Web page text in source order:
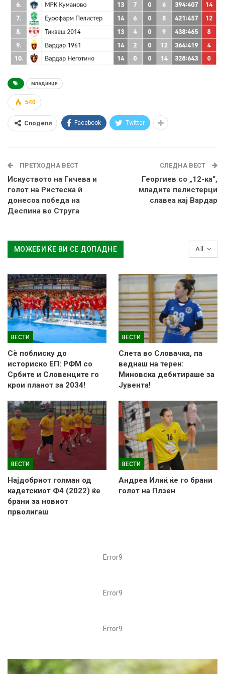
младинци
540
Сподели Facebook Twitter
ПРЕТХОДНА ВЕСТ
Искуството на Гичева и
голот на Ристеска ѝ
донесоа победа на
Деспина во Струга
СЛЕДНА ВЕСТ
Георгиев со „12-ка“,
младите пелистерци
славеа кај Вардар
All
МОЖЕБИ ЌЕ ВИ СЕ ДОПАДНЕ
ВЕСТИ
Сè поблиску до
историско ЕП: РФМ со
Србите и Словенците го
крои планот за 2034!
ВЕСТИ
Слетa во Словачка, па
веднаш на терен:
Миновска дебитираше за
Јувента!
ВЕСТИ
Најдобриот голман од
кадетскиот Ф4 (2022) ќе
брани за новиот
прволигаш
ВЕСТИ
Андреа Илиќ ќе го брани
голот на Плзен
Error9
Error9
Error9